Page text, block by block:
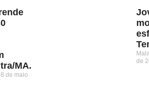
MA.
de maio
de